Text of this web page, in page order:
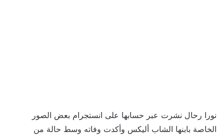
نورا رحال نشرت عبر حسابها على انستجرام بعض الصور
الخاصة بابنها الشاب أليكس وأكدت وفاته وسط حالة من